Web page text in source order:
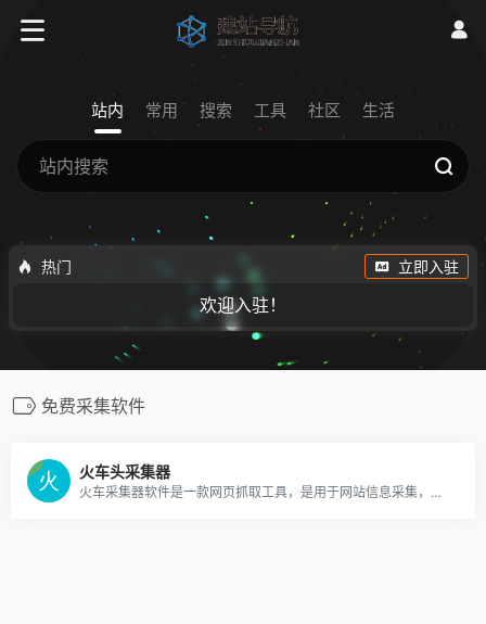
站内 常用 搜索 工具 社区 生活
热门 立即入驻
欢迎入驻！
免费采集软件
火车头采集器
火车采集器软件是一款网页抓取工具，是用于网站信息采集，网站信息抓取，包括图片、文字等信息采集处理发布，是目前使用人数最多的互联网数据采集软件。合肥乐维信息技术有限公司出品，10年打造网页数据采集利器。